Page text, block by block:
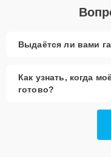
Выдаётся ли вами
Как узнать, когда
готово?